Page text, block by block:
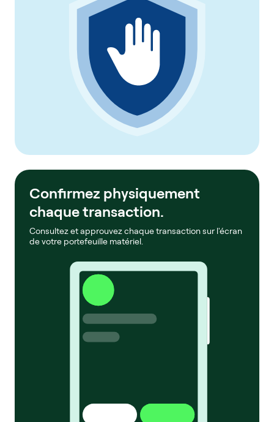
Confirmez physiquement
chaque transaction.
Consultez et approuvez chaque transaction sur l'écran
de votre portefeuille matériel.